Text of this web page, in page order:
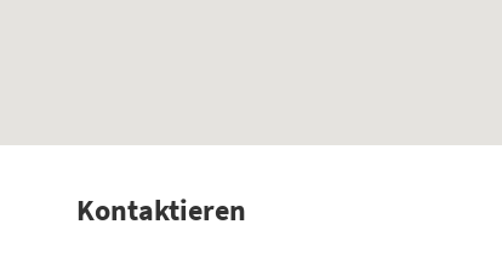
Kontaktieren